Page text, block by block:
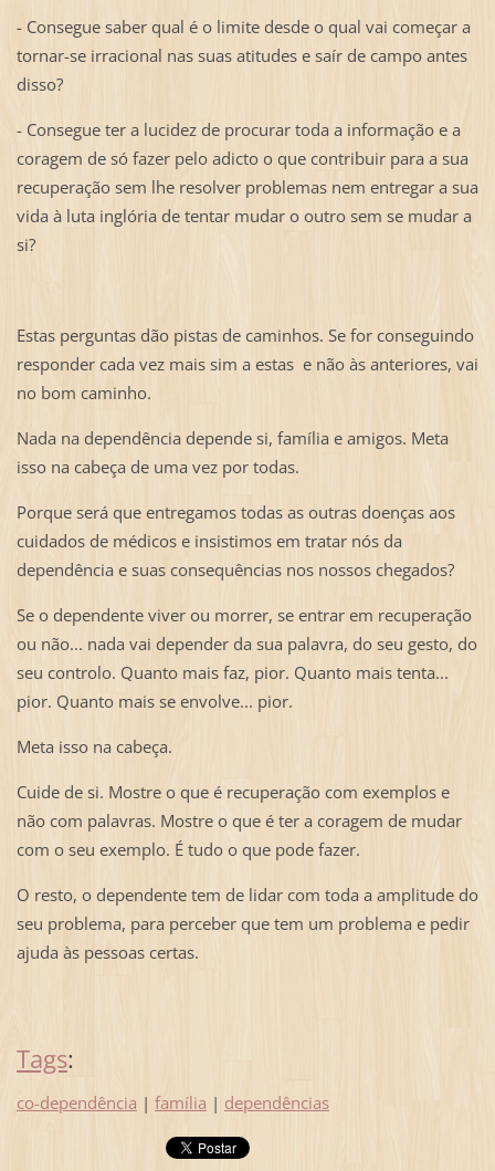
- Consegue saber qual é o limite desde o qual vai começar a
tornar-se irracional nas suas atitudes e saír de campo antes
disso?
- Consegue ter a lucidez de procurar toda a informação e a
coragem de só fazer pelo adicto o que contribuir para a sua
recuperação sem lhe resolver problemas nem entregar a sua
vida à luta inglória de tentar mudar o outro sem se mudar a
si?
Estas perguntas dão pistas de caminhos. Se for conseguindo
responder cada vez mais sim a estas e não às anteriores, vai
no bom caminho.
Nada na dependência depende si, família e amigos. Meta
isso na cabeça de uma vez por todas.
Porque será que entregamos todas as outras doenças aos
cuidados de médicos e insistimos em tratar nós da
dependência e suas consequências nos nossos chegados?
Se o dependente viver ou morrer, se entrar em recuperação
ou não... nada vai depender da sua palavra, do seu gesto, do
seu controlo. Quanto mais faz, pior. Quanto mais tenta...
pior. Quanto mais se envolve... pior.
Meta isso na cabeça.
Cuide de si. Mostre o que é recuperação com exemplos e
não com palavras. Mostre o que é ter a coragem de mudar
com o seu exemplo. É tudo o que pode fazer.
O resto, o dependente tem de lidar com toda a amplitude do
seu problema, para perceber que tem um problema e pedir
ajuda às pessoas certas.
Tags:
co-dependência | família | dependências